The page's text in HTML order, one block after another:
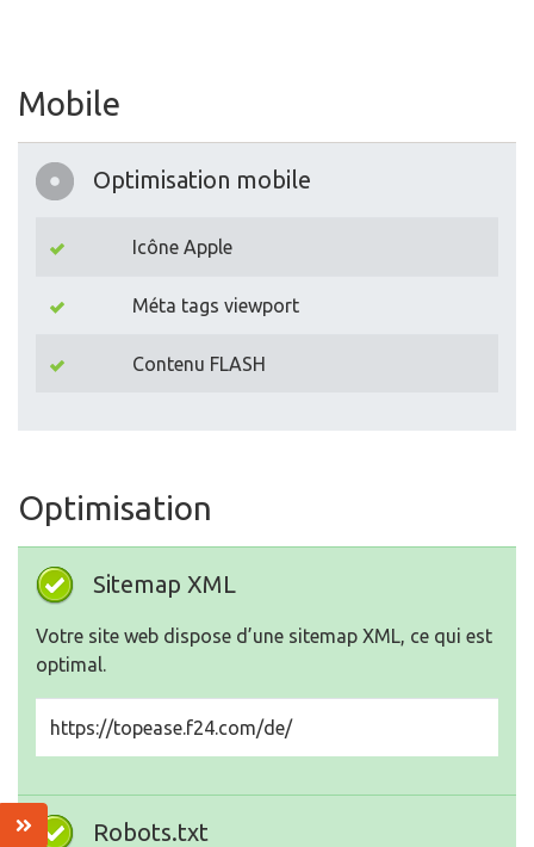
Mobile
Optimisation mobile
Icône Apple
Méta tags viewport
Contenu FLASH
Optimisation
Sitemap XML
Votre site web dispose d’une sitemap XML, ce qui est
optimal.
https://topease.f24.com/de/
Robots.txt